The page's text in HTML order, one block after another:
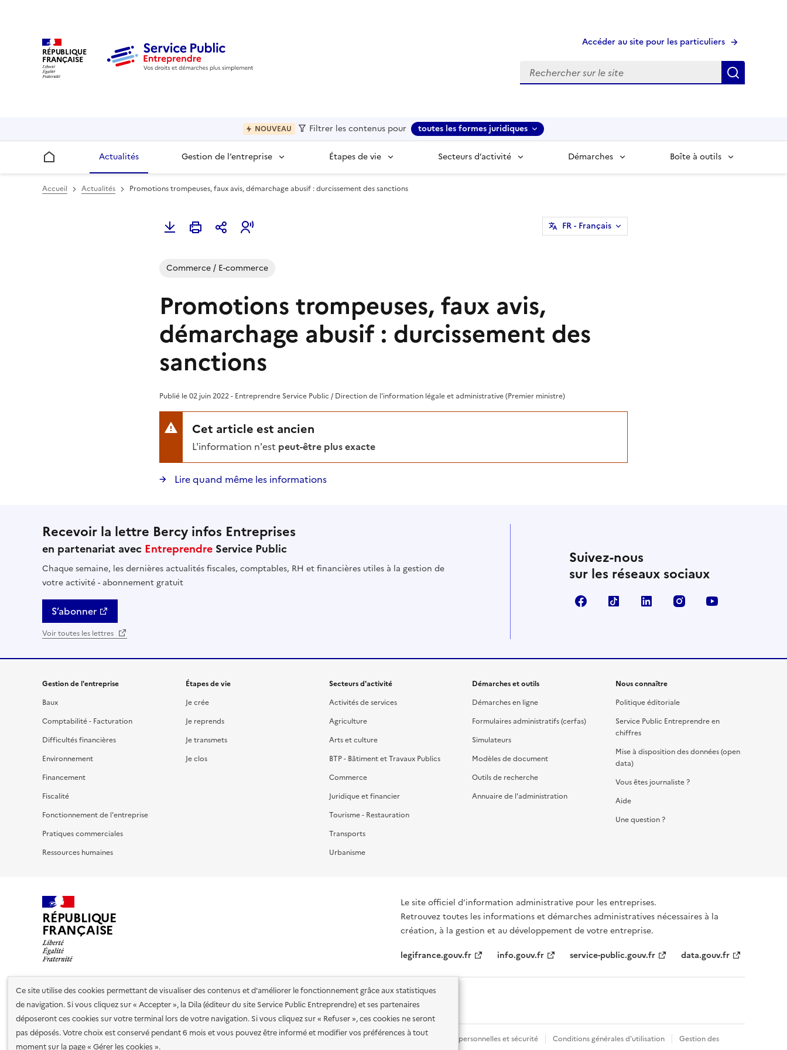
Ce site utilise des cookies permettant de visualiser des contenus et d'améliorer le fonctionnement grâce aux statistiques
de navigation. Si vous cliquez sur « Accepter », la Dila (éditeur du site Service Public Entreprendre) et ses partenaires
déposeront ces cookies sur votre terminal lors de votre navigation. Si vous cliquez sur « Refuser », ces cookies ne seront
pas déposés. Votre choix est conservé pendant 6 mois et vous pouvez être informé et modifier vos préférences à tout
moment sur la page « Gérer les cookies ».
RÉPUBLIQUE
FRANÇAISE
Accéder au site pour les particuliers
Recherche
NOUVEAU Filtrer les contenus pour toutes les formes juridiques
Accueil Actualités Gestion de l’entreprise Étapes de vie Secteurs d’activité Démarches Boîte à outils
Accueil Actualités Promotions trompeuses, faux avis, démarchage abusif : durcissement des sanctions
FR- Français
Commerce / E-commerce
Promotions trompeuses, faux avis,
démarchage abusif : durcissement des
sanctions
Publié le 02 juin 2022 - Entreprendre Service Public / Direction de l'information légale et administrative (Premier ministre)
Cet article est ancien
L'information n'est peut-être plus exacte
Lire quand même les informations
Recevoir la lettre Bercy infos Entreprises
en partenariat avec Entreprendre Service Public
Chaque semaine, les dernières actualités fiscales, comptables, RH et financières utiles à la gestion de
votre activité - abonnement gratuit
S’abonner
Voir toutes les lettres
Suivez-nous
sur les réseaux sociaux
FacebookTikTok Linkedin Instagram
Gestion de l'entreprise
Baux
Comptabilité - Facturation
Difficultés financières
Environnement
Financement
Fiscalité
Fonctionnement de l'entreprise
Pratiques commerciales
Ressources humaines
Étapes de vie
Je crée
Je reprends
Je transmets
Je clos
Secteurs d'activité
Activités de services
Agriculture
Arts et culture
BTP - Bâtiment et Travaux Publics
Commerce
Juridique et financier
Tourisme - Restauration
Transports
Urbanisme
Démarches et outils
Démarches en ligne
Formulaires administratifs (cerfas)
Simulateurs
Modèles de document
Outils de recherche
Annuaire de l'administration
Nous connaître
Politique éditoriale
Service Public Entreprendre en
chiffres
Mise à disposition des données (open
data)
Vous êtes journaliste ?
Aide
Une question ?
RÉPUBLIQUE
FRANÇAISE
Le site officiel d’information administrative pour les entreprises.
Retrouvez toutes les informations et démarches administratives nécessaires à la
création, à la gestion et au développement de votre entreprise.
legifrance.gouv.fr
info.gouv.fr service-public.gouv.fr data.gouv.fr
Nos partenaires
Plan du site Accessibilité : totalement conforme Accessibilité des services en ligne Mentions légales Données personnelles et sécurité Conditions générales d'utilisation Gestion des